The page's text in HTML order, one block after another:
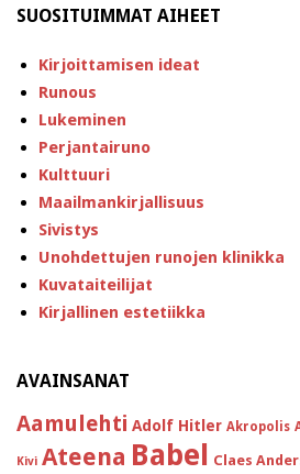
SUOSITUIMMAT AIHEET
Kirjoittamisen ideat
Runous
Lukeminen
Perjantairuno
Kulttuuri
Maailmankirjallisuus
Sivistys
Unohdettujen runojen klinikka
Kuvataiteilijat
Kirjallinen estetiikka
AVAINSANAT
Aamulehti Adolf Hitler Akropolis
Kivi Ateena Babel Claes